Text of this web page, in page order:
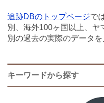
追跡DBのトップページで
別、海外100ヶ国以上、ヤ
別の過去の実際のデータを
キーワードから探す